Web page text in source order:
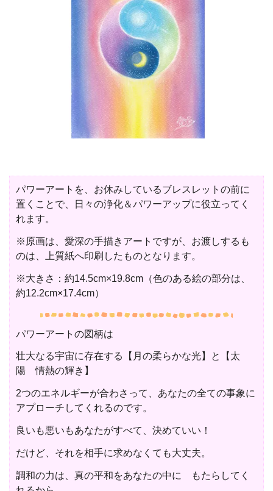
パワーアートを、お休みしているブレスレットの前に
置くことで、日々の浄化＆パワーアップに役立ってく
れます。
※原画は、愛深の手描きアートですが、お渡しするも
のは、上質紙へ印刷したものとなります。
※大きさ：約14.5cm×19.8cm（色のある絵の部分は、
約12.2cm×17.4cm）
パワーアートの図柄は
壮大なる宇宙に存在する【月の柔らかな光】と【太
陽 情熱の輝き】
2つのエネルギーが合わさって、あなたの全ての事象に
アプローチしてくれるのです。
良いも悪いもあなたがすべて、決めていい！
だけど、それを相手に求めなくても大丈夫。
調和の力は、真の平和をあなたの中に もたらしてく